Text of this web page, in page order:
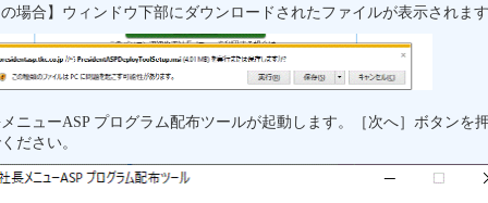
場合】ウィンドウ下部にダウンロードされたファイルが表示されま
ニューASP プログラム配布ツールが起動します。［次へ］ボタンを
ださい。